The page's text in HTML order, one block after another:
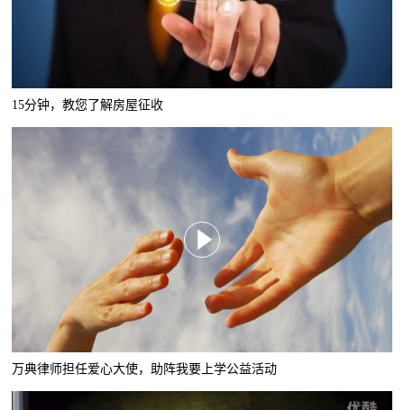
15分钟，教您了解房屋征收
万典律师担任爱心大使，助阵我要上学公益活动